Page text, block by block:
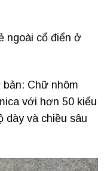
ngoài cổ điển ở
Chữ nhôm
với hơn 50 kiểu
dày và chiều sâu